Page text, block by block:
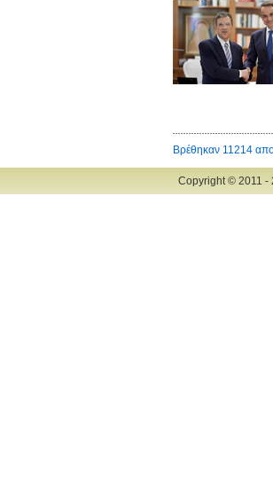
Βρέθηκαν 11214
Copyright © 2011 -